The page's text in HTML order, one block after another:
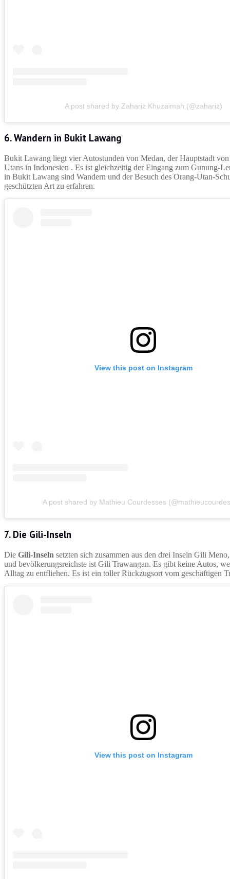
A post shared by Zahariz Khuzaimah (@zahariz)
6. Wandern in Bukit Lawang
Bukit Lawang liegt vier Autostunden von Medan, der Hauptstadt
Utans in Indonesien . Es ist gleichzeitig der Eingang zum Gunung-
in Bukit Lawang sind Wandern und der Besuch des Orang-Utan-
geschützten Art zu erfahren.
View this post on Instagram
A post shared by Mathieu Courdesses
7. Die Gili-Inseln
Die Gili-Inseln setzten sich zusammen aus den drei Inseln Gili
und bevölkerungsreichste ist Gili Trawangan. Es gibt keine Autos,
Alltag zu entfliehen. Es ist ein toller Rückzugsort vom geschäftigen
View this post on Instagram